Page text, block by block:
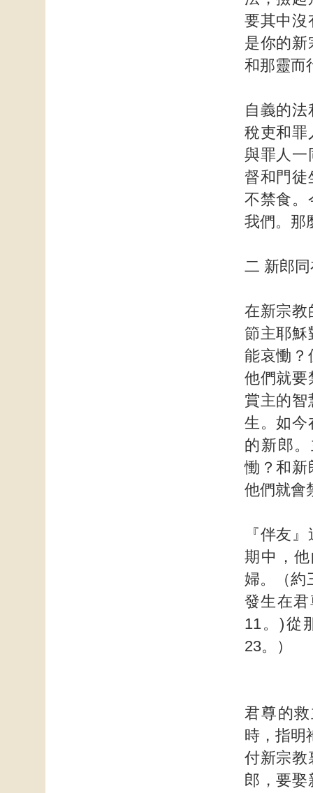
要其中沒
是你的新
和那靈而
自義的
稅吏和罪
與罪人一
督和門徒
不禁食。
我們。那
二 新郎
在新宗教
節主耶穌
能哀慟？
他們就要
賞主的智
生。如今
的新郎
慟？和新
他們就會
『伴友
期中，
婦。（約
發生在
11。)從
23。）
君尊的
時，指明
付新宗教
郎，要娶